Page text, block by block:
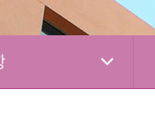
사통합과정
과정
대학원
대학원
대학원
대학원